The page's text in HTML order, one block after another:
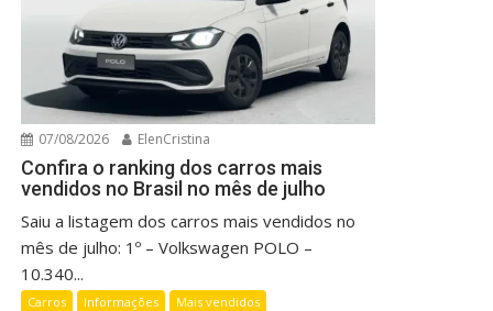
07/08/2026 ElenCristina
Confira o ranking dos carros mais
vendidos no Brasil no mês de julho
Saiu a listagem dos carros mais vendidos no
mês de julho: 1º – Volkswagen POLO –
10.340...
Carros Informações Mais vendidos